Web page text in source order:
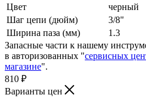
Цвет
черный
Шаг цепи (дюйм)
3/8"
Ширина паза (мм)
1.3
Запасные части к нашему
в авторизованных "сервисных
магазине".
810 ₽
Варианты цен